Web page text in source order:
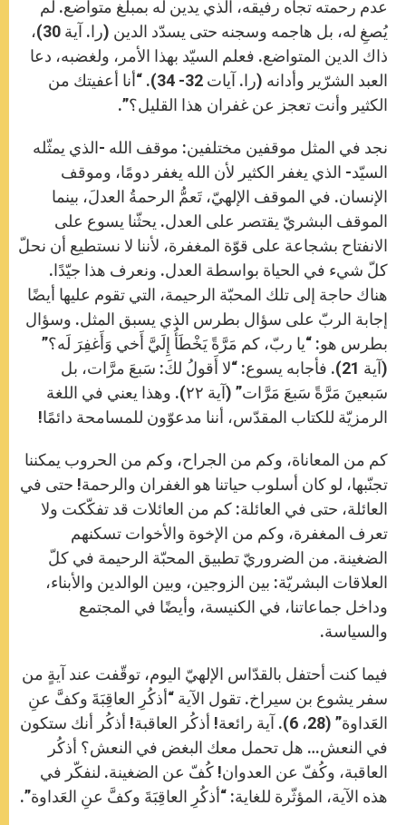
عدم رحمته تجاه رفيقه، الذي يدين له بمبلغ متواضع. لم
يُصغِ له، بل هاجمه وسجنه حتى يسدّد الدين (را. آية 30)،
ذاك الدين المتواضع. فعلم السيّد بهذا الأمر، ولغضبه، دعا
العبد الشرّير وأدانه (را. آيات 32- 34). “أنا أعفيتك من
الكثير وأنت تعجز عن غفران هذا القليل؟”.
نجد في المثل موقفين مختلفين: موقف الله -الذي يمثّله
السيّد- الذي يغفر الكثير لأن الله يغفر دومًا، وموقف
الإنسان. في الموقف الإلهيّ، تَعمُّ الرحمةُ العدلَ، بينما
الموقف البشريّ يقتصر على العدل. يحثّنا يسوع على
الانفتاح بشجاعة على قوّة المغفرة، لأننا لا نستطيع أن نحلّ
كلّ شيء في الحياة بواسطة العدل. ونعرف هذا جيّدًا.
هناك حاجة إلى تلك المحبّة الرحيمة، التي تقوم عليها أيضًا
إجابة الربّ على سؤال بطرس الذي يسبق المثل. وسؤال
بطرس هو: “يا ربّ، كم مَرَّةً يَخْطَأُ إِلَيَّ أَخي وَأَغفِرَ لَه؟”
(آية 21). فأجابه يسوع: “لا أَقولُ لكَ: سَبعَ مرَّات، بل
سَبعينَ مَرَّةً سَبعَ مَرَّات” (آية ٢٢). وهذا يعني في اللغة
الرمزيّة للكتاب المقدّس، أننا مدعوّون للمسامحة دائمًا!
كم من المعاناة، وكم من الجراح، وكم من الحروب يمكننا
تجنّبها، لو كان أسلوب حياتنا هو الغفران والرحمة! حتى في
العائلة، حتى في العائلة: كم من العائلات قد تفكّكت ولا
تعرف المغفرة، وكم من الإخوة والأخوات تسكنهم
الضغينة. من الضروريّ تطبيق المحبّة الرحيمة في كلّ
العلاقات البشريّة: بين الزوجين، وبين الوالدين والأبناء،
وداخل جماعاتنا، في الكنيسة، وأيضًا في المجتمع
والسياسة.
فيما كنت أحتفل بالقدّاس الإلهيّ اليوم، توقّفت عند آيةٍ من
سفر يشوع بن سيراخ. تقول الآية “أذكُرِ العاقِبَةَ وكفَّ عنِ
العَداوة” (28، 6). آية رائعة! أذكُر العاقبة! أذكُر أنك ستكون
في النعش… هل تحمل معك البغض في النعش؟ أذكُر
العاقبة، وكُفّ عن العدوان! كُفّ عن الضغينة. لنفكّر في
هذه الآية، المؤثّرة للغاية: “أذكُرِ العاقِبَةَ وكفَّ عنِ العَداوة”.